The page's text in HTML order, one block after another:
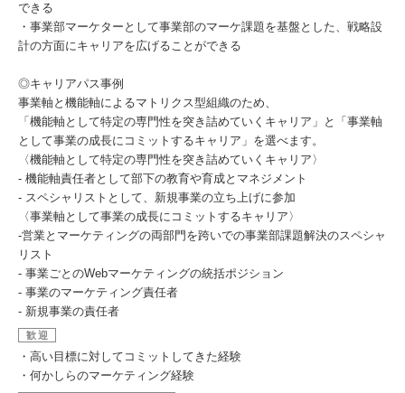
できる
・事業部マーケターとして事業部のマーケ課題を基盤とした、戦略設
計の方面にキャリアを広げることができる
◎キャリアパス事例
事業軸と機能軸によるマトリクス型組織のため、
「機能軸として特定の専門性を突き詰めていくキャリア」と「事業軸
として事業の成長にコミットするキャリア」を選べます。
〈機能軸として特定の専門性を突き詰めていくキャリア〉
- 機能軸責任者として部下の教育や育成とマネジメント
- スペシャリストとして、新規事業の立ち上げに参加
〈事業軸として事業の成長にコミットするキャリア〉
-営業とマーケティングの両部門を跨いでの事業部課題解決のスペシャ
リスト
- 事業ごとのWebマーケティングの統括ポジション
- 事業のマーケティング責任者
- 新規事業の責任者
歓迎
・高い目標に対してコミットしてきた経験
・何かしらのマーケティング経験